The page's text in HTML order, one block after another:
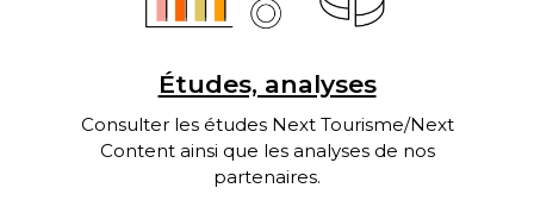
Études, analyses
Consulter les études Next Tourisme/Next
Content ainsi que les analyses de nos
partenaires.